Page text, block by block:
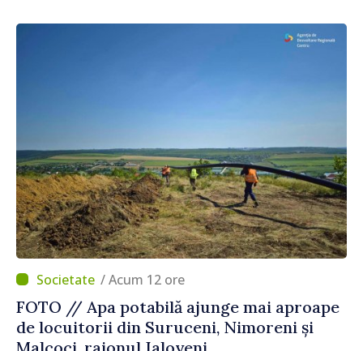
/ Acum 12 ore
FOTO // Apa potabilă ajunge mai aproape
de locuitorii din Suruceni, Nimoreni și